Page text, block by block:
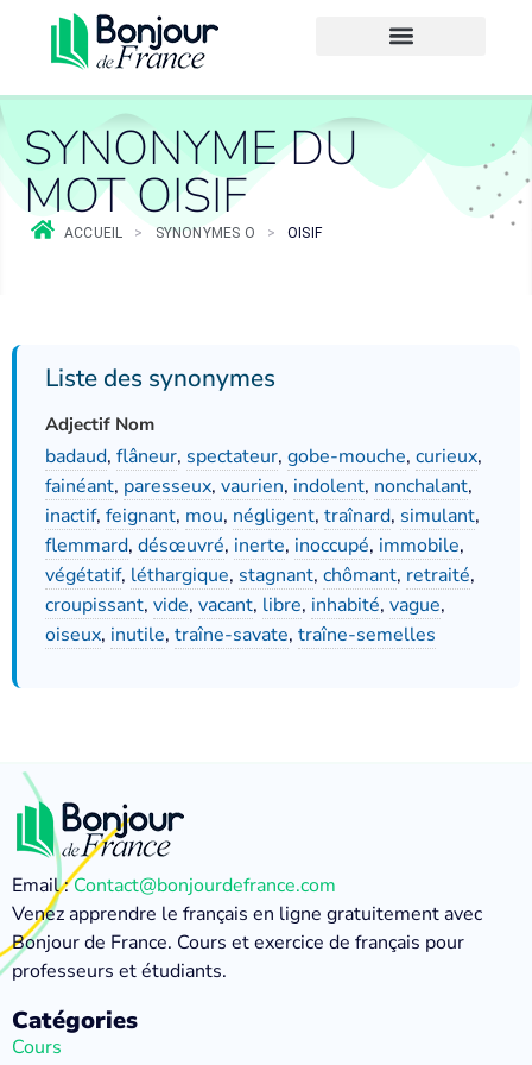
SYNONYME DU
MOT OISIF
ACCUEIL > SYNONYMES O > OISIF
Liste des synonymes
Adjectif Nom
badaud, flâneur, spectateur, gobe-mouche, curieux,
fainéant, paresseux, vaurien, indolent, nonchalant,
inactif, feignant, mou, négligent, traînard, simulant,
flemmard, désœuvré, inerte, inoccupé, immobile,
végétatif, léthargique, stagnant, chômant, retraité,
croupissant, vide, vacant, libre, inhabité, vague,
oiseux, inutile, traîne-savate, traîne-semelles
Email :Contact@bonjourdefrance.com
Venez apprendre le français en ligne gratuitement avec
Bonjour de France. Cours et exercice de français pour
professeurs et étudiants.
Catégories
Cours